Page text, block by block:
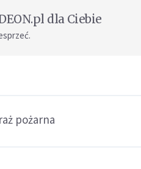
dla Ciebie
pożarna